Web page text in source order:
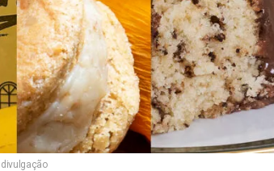
divulgação